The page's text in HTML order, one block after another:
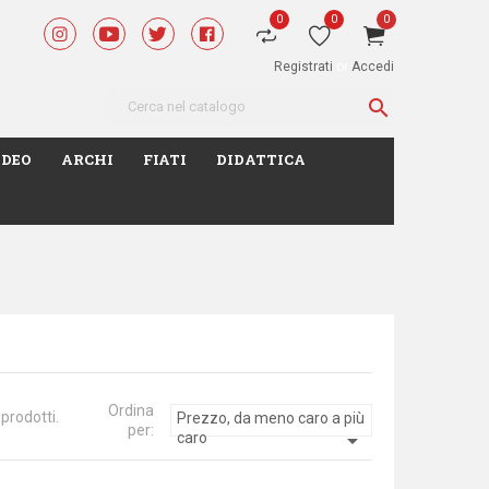
0
0
0
Registrati Accedi

ARCHI FIATI DIDATTICA
Ordina
per:
Prezzo, da meno caro a più
caro
